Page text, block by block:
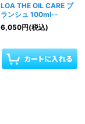
LOA THE OIL CARE ブ
ランシュ 100ml--
6,050円(税込)